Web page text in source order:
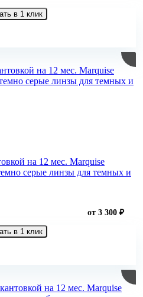
в 1 клик
на 12 мес. Marquise
серые линзы для темных и
от 3 300 ₽
в 1 клик